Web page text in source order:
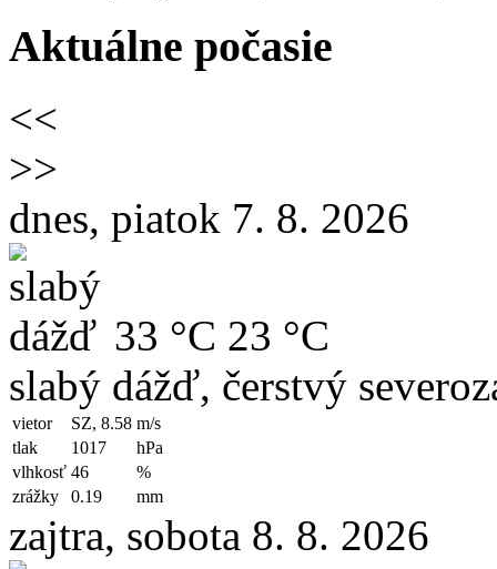
Aktuálne počasie
<<
>>
dnes, piatok 7. 8. 2026
33 °C 23 °C
slabý dážď, čerstvý
vietor SZ, 8.58 m/s
tlak
1017
hPa
vlhkosť 46
%
zrážky
0.19 mm
zajtra, sobota 8. 8. 2026